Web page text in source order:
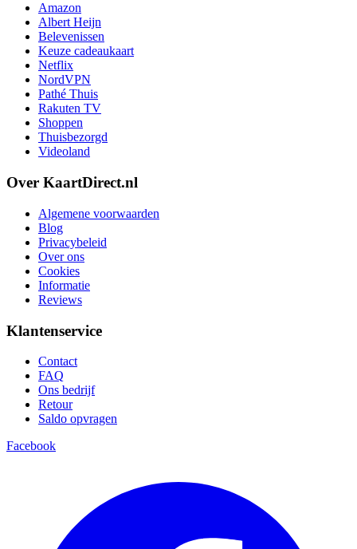
Amazon
Albert Heijn
Belevenissen
Keuze cadeaukaart
Netflix
NordVPN
Pathé Thuis
Rakuten TV
Shoppen
Thuisbezorgd
Videoland
Over KaartDirect.nl
Algemene voorwaarden
Blog
Privacybeleid
Over ons
Cookies
Informatie
Reviews
Klantenservice
Contact
FAQ
Ons bedrijf
Retour
Saldo opvragen
Facebook